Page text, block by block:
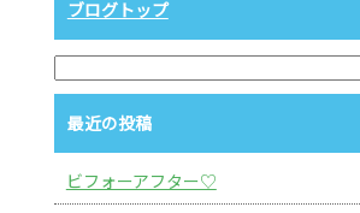
ブログトップ
最近の投稿
ビフォーアフター♡